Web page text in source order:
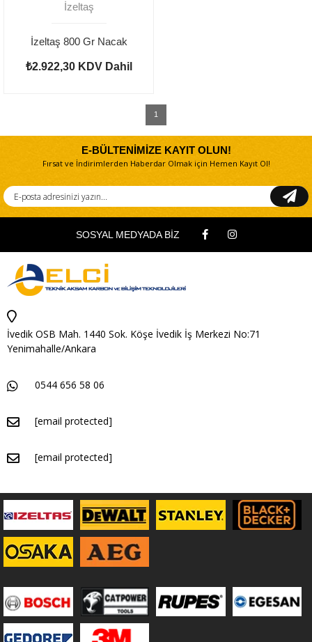
İzeltaş
İzeltaş 800 Gr Nacak
₺2.922,30 KDV Dahil
1
E-BÜLTENİMİZE KAYIT OLUN!
Fırsat ve İndirimlerden Haberdar Olmak için Hemen Kayıt Ol!
SOSYAL MEDYADA BİZ
İvedik OSB Mah. 1440 Sok. Köşe İvedik İş Merkezi No:71
Yenimahalle/Ankara
0544 656 58 06
[email protected]
[email protected]